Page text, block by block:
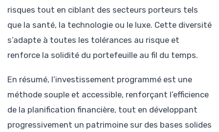
risques tout en ciblant des secteurs porteurs tels
que la santé, la technologie ou le luxe. Cette diversité
s’adapte à toutes les tolérances au risque et
renforce la solidité du portefeuille au fil du temps.
En résumé, l’investissement programmé est une
méthode souple et accessible, renforçant l’efficience
de la planification financière, tout en développant
progressivement un patrimoine sur des bases solides